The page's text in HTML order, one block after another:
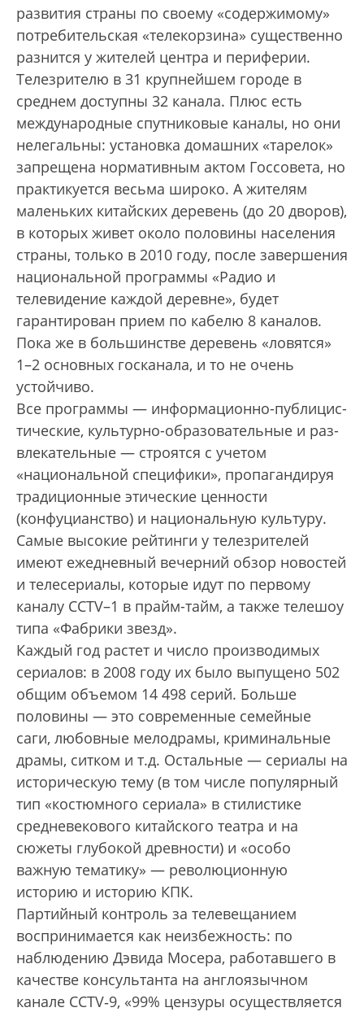
развития страны по своему «содержимому»
потребительская «телекорзина» существенно
разнится у жителей центра и периферии.
Телезрителю в 31 крупнейшем городе в
среднем доступны 32 канала. Плюс есть
международные спутниковые каналы, но они
нелегальны: установка домашних «тарелок»
запрещена нормативным актом Госсовета, но
практикуется весьма широко. А жителям
маленьких китайских деревень (до 20 дворов),
в которых живет около половины населения
страны, только в 2010 году, после завершения
национальной программы «Радио и
телевидение каждой деревне», будет
гарантирован прием по кабелю 8 каналов.
Пока же в большинстве деревень «ловятся»
1–2 основных госканала, и то не очень
устойчиво.
Все программы — информационно-публицис­
ти­­­­­­ческие, культурно-образова­тель­ные и раз­­­­­­
вле­кательные — строятся с учетом
«национальной специфики», пропагандируя
традиционные этические ценности
(конфуцианство) и национальную культуру.
Самые высокие рейтинги у телезрителей
имеют ежедневный вечерний обзор новостей
и телесериалы, которые идут по первому
каналу ССTV–1 в прайм-тайм, а также телешоу
типа «Фабрики звезд».
Каждый год растет и число производимых
сериалов: в 2008 году их было выпущено 502
общим объемом 14 498 серий. Больше
половины — это современные семейные
саги, любовные мелодрамы, криминальные
драмы, ситком и т.д. Остальные — сериалы на
историческую тему (в том числе популярный
тип «костюмного сериала» в стилистике
средневекового китайского театра и на
сюжеты глубокой древности) и «особо
важную тематику» — революционную
историю и историю КПК.
Партийный контроль за телевещанием
воспринимается как неизбежность: по
наблюдению Дэвида Мосера, работавшего в
качестве консультанта на англоязычном
канале CCTV‑9, «99% цензуры осуществляется